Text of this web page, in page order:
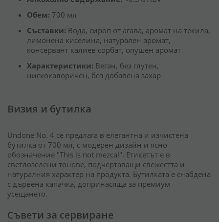
Обем: 700 мл
Съставки: Вода, сироп от агава, аромат на текила,
лимонена киселина, натурален аромат,
консервант калиев сорбат, опушен аромат
Характеристики: Веган, без глутен,
нискокалоричен, без добавена захар
Визия и бутилка
Undone No. 4 се предлага в елегантна и изчистена
бутилка от 700 мл, с модерен дизайн и ясно
обозначение "This is not mezcal". Етикетът е в
светлозелени тонове, подчертаващи свежестта и
натуралния характер на продукта. Бутилката е снабдена
с дървена капачка, допринасяща за премиум
усещането.
Съвети за сервиране